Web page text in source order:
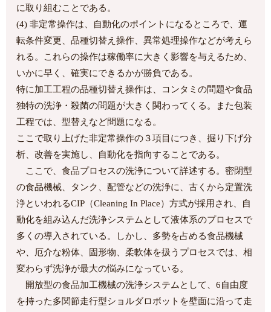
に取り組むことである。
(4) 非定常操作は、自動化のポイントになるところで、運
転条件変更、品種切替え操作、異常処理操作などが考えら
れる。これらの操作は稼働率に大きく影響を与えるため、
いかに早く、確実にできるかが勝負である。
特に加工工程の品種切替え操作は、コンタミの問題や食品
独特の洗浄・殺菌の問題が大きく関わってくる。また包装
工程では、型替えなど問題になる。
ここで取り上げた非定常操作の３項目につき、掘り下げ分
析、改善を実施し、自動化を指向することである。
ここで、食品プロセスの洗浄について詳述する。密閉型
の食品機械、タンク、配管などの洗浄に、古くから定置洗
浄といわれるCIP（Cleaning In Place）方式が採用され、自
動化を組み込んだ洗浄システムとして液体系のプロセスで
多くの導入されている。しかし、多勢を占める食品機械
や、厄介な粉体、固形物、柔軟体を扱うプロセスでは、相
変わらず洗浄が最大の悩みになっている。
開放型の食品加工機械の洗浄システムとして、6自由度
を持った多関節走行型ショルダロボットを壁面に沿って走